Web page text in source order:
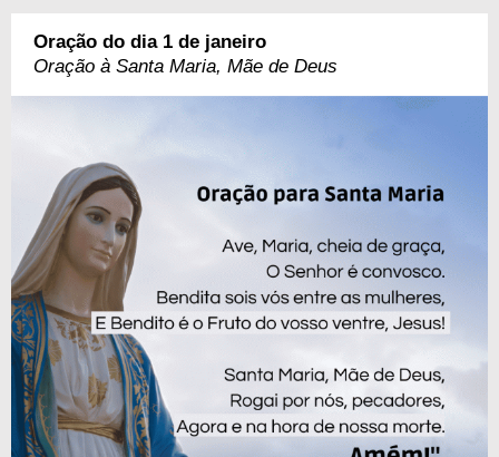
Oração do dia 1 de janeiro
Oração à Santa Maria, Mãe de Deus